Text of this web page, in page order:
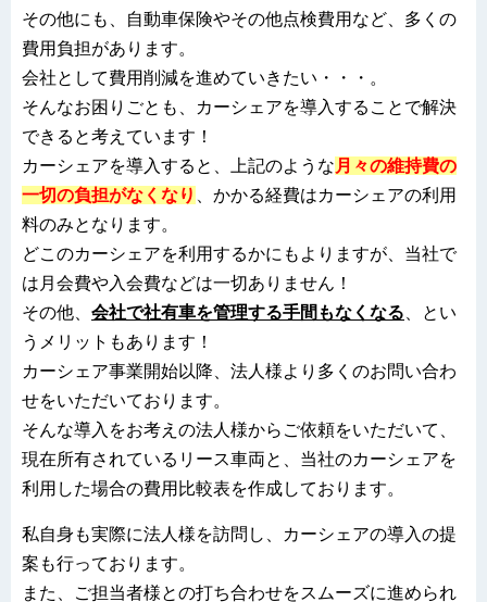
その他にも、自動車保険やその他点検費用など、多くの
費用負担があります。
会社として費用削減を進めていきたい・・・。
そんなお困りごとも、カーシェアを導入することで解決
できると考えています！
カーシェアを導入すると、上記のような 月々の維持費の
一切の負担がなくなり
、かかる経費はカーシェアの利用
料のみとなります。
どこのカーシェアを利用するかにもよりますが、当社で
は月会費や入会費などは一切ありません！
その他、 会社で社有車を管理する手間もなくなる 、とい
うメリットもあります！
カーシェア事業開始以降、法人様より多くのお問い合わ
せをいただいております。
そんな導入をお考えの法人様からご依頼をいただいて、
現在所有されているリース車両と、当社のカーシェアを
利用した場合の費用比較表を作成しております。
私自身も実際に法人様を訪問し、カーシェアの導入の提
案も行っております。
また、ご担当者様との打ち合わせをスムーズに進められ